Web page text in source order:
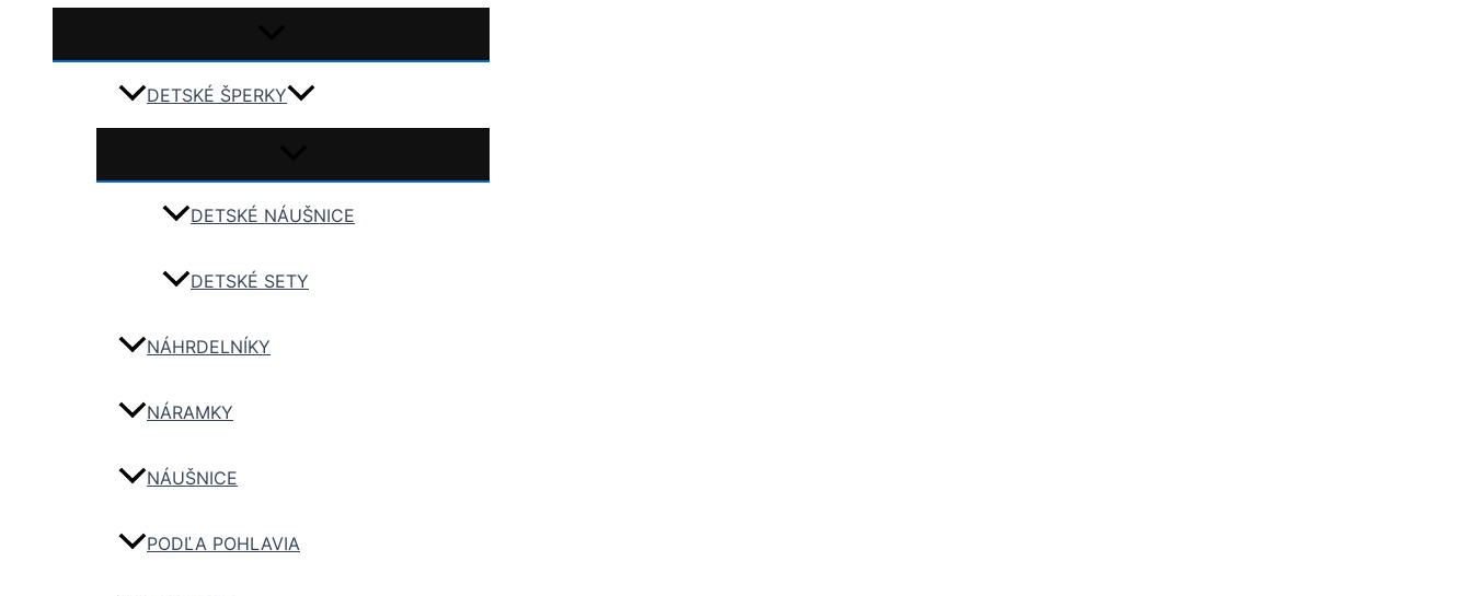
DETSKÉ ŠPERKY
DETSKÉ NÁUŠNICE
DETSKÉ SETY
NÁHRDELNÍKY
NÁRAMKY
NÁUŠNICE
PODĽA POHLAVIA